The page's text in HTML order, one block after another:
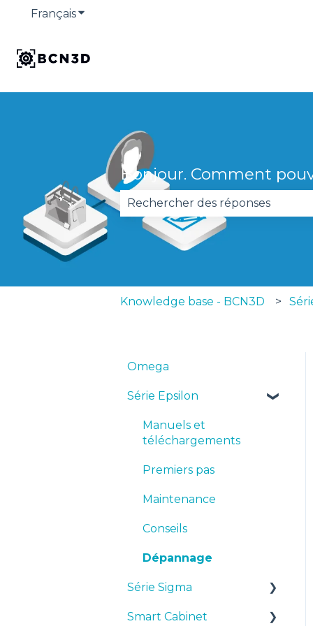
FrançaisAfficher le sous-menu pour les traductions
Bonjour. Comment
Il n'y a aucune suggestion car
Knowledge base - BCN3D
Omega
Série Epsilon
Manuels et
téléchargements
Premiers pas
Maintenance
Conseils
Dépannage
Série Sigma
Manuels et
Smart Cabinet